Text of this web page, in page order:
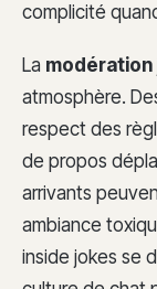
complicité
La modération
atmosphère.
respect des
de propos
arrivants
ambiance
inside jokes se